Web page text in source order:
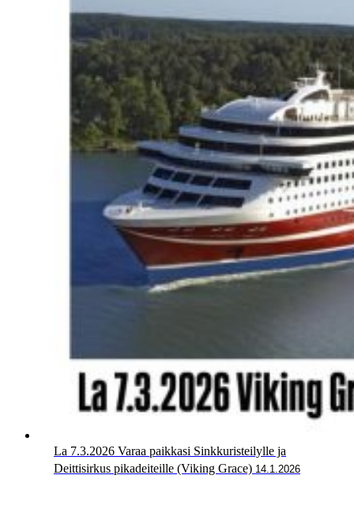
La 7.3.2026 Varaa paikkasi Sinkkuristeilylle ja
Deittisirkus pikadeiteille (Viking Grace) 14.1.2026